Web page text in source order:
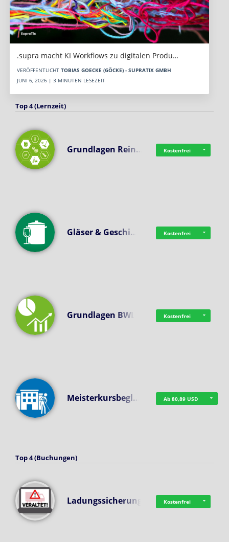
.supra macht KI Workflows zu digitalen Produ…
VERÖFFENTLICHT TOBIAS GOECKE (GÖCKE) - SUPRATIX GMBH
JUNI 6, 2026 | 3 MINUTEN LESEZEIT
Top 4 (Lernzeit)
Grundlagen Rein… Kostenfrei
Gläser & Geschi… Kostenfrei
Grundlagen BWL Kostenfrei
Meisterkursbegl… Ab 80,89 USD
Top 4 (Buchungen)
Ladungssicherung Kostenfrei